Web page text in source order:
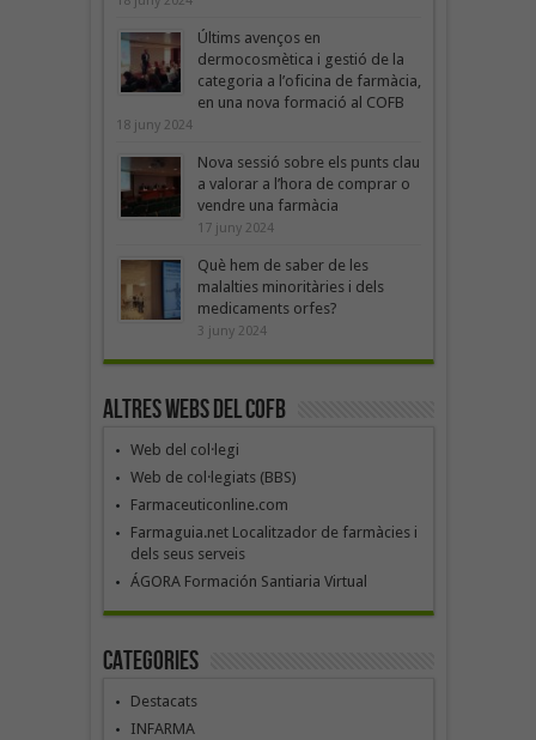
Últims avenços en
dermocosmètica i gestió de la
categoria a l’oficina de farmàcia,
en una nova formació al COFB
18 juny 2024
Nova sessió sobre els punts clau
a valorar a l’hora de comprar o
vendre una farmàcia
17 juny 2024
Què hem de saber de les
malalties minoritàries i dels
medicaments orfes?
3 juny 2024
Altres webs del COFB
Web del col·legi
Web de col·legiats (BBS)
Farmaceuticonline.com
Farmaguia.net Localitzador de farmàcies i
dels seus serveis
ÁGORA Formación Santiaria Virtual
Categories
Destacats
INFARMA